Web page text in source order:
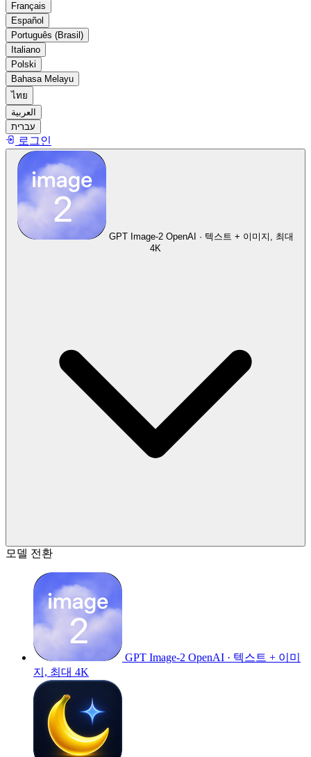
Français
Español
Português (Brasil)
Italiano
Polski
Bahasa Melayu
ไทย
العربية
עברית
로그인
GPT Image-2 OpenAI · 텍스트 + 이미지, 최대
4K
모델 전환
GPT Image-2 OpenAI · 텍스트 + 이미
지, 최대 4K